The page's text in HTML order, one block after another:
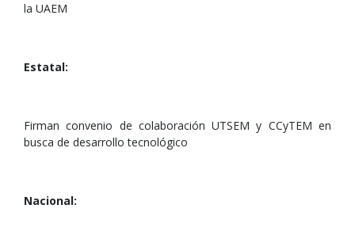
la UAEM
Estatal:
Firman convenio de colaboración UTSEM y CCyTEM en
busca de desarrollo tecnológico
Nacional: